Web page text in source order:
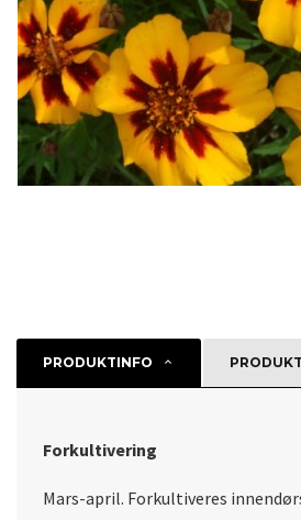
PRODUKTINFO
Forkultivering
Mars-april. Forkultiveres